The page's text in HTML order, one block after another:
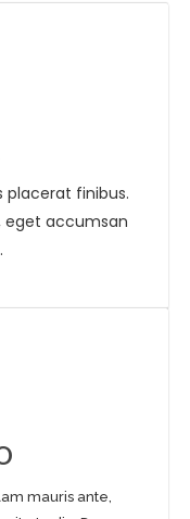
placerat finibus.
eget accumsan
mauris ante,